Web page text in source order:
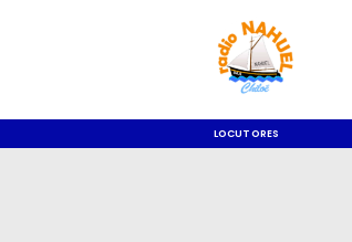
LOCUTORES